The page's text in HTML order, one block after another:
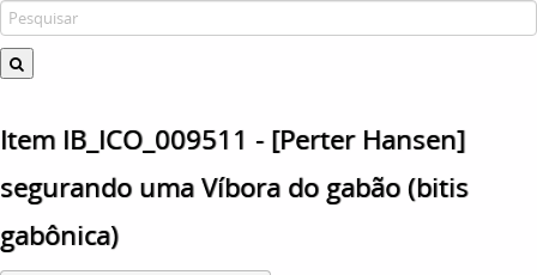
Item IB_ICO_009511 - [Perter Hansen]
segurando uma Víbora do gabão (bitis
gabônica)